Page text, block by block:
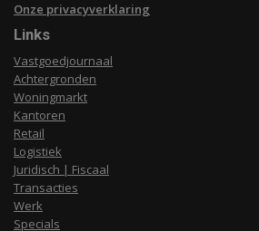
Onze privacyverklaring
Links
Vastgoedjournaal
Achtergronden
Woningmarkt
Kantoren
Retail
Logistiek
Juridisch | Fiscaal
Transacties
Werk
Specials